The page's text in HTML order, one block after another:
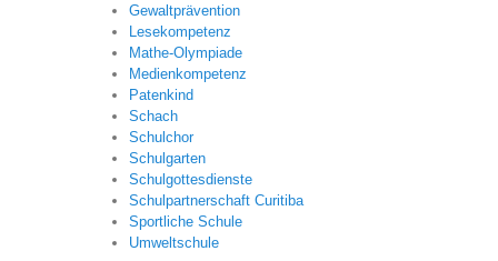
Gewaltprävention
Lesekompetenz
Mathe-Olympiade
Medienkompetenz
Patenkind
Schach
Schulchor
Schulgarten
Schulgottesdienste
Schulpartnerschaft Curitiba
Sportliche Schule
Umweltschule